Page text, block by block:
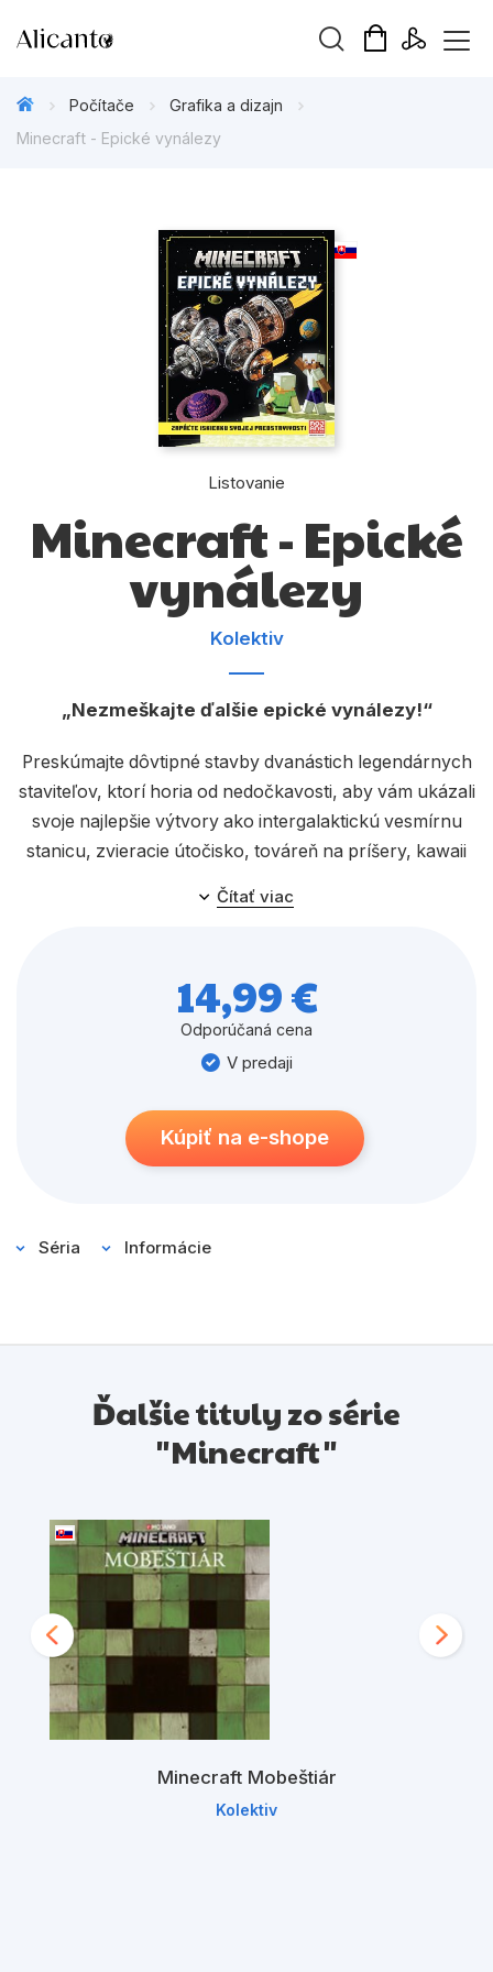
Beletria pre deti
Beletria pre dospelých
Darčekové publikácie
Doplnkový sortiment
Počítače
Populárno - náučné pre deti
Výchova a pedagogika
Young adult
Zdravie a životný štýl
Počítače
Grafika a dizajn
Minecraft - Epické vynálezy
Listovanie
Minecraft - Epické
vynálezy
Kolektiv
Nezmeškajte ďalšie epické vynálezy!
Preskúmajte dôvtipné stavby dvanástich legendárnych
staviteľov, ktorí horia od nedočkavosti, aby vám ukázali
svoje najlepšie výtvory ako intergalaktickú vesmírnu
stanicu, zvieracie útočisko, továreň na príšery, kawaii
vodnú dráhu a veľa ďalších. Zoznámte sa s ich
najlepšími tipmi a trikmi, vďaka ktorým vymysleli tieto
redstonových zariadení.
Čítať viac
14,99 €
Odporúčaná cena
V predaji
Kúpiť na e-shope
Séria Informácie
Ďalšie tituly zo série
"Minecraft"
Minecraft Mobeštiár
Kolektiv